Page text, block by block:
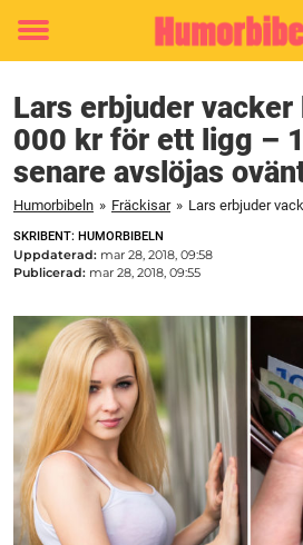
Toggle
Lars erbjuder vacker
000 kr för ett ligg –
senare avslöjas
Humorbibeln » Fräckisar »
SKRIBENT: HUMORBIBELN
Uppdaterad: mar 28, 2018, 09:58
Publicerad: mar 28, 2018, 09:55